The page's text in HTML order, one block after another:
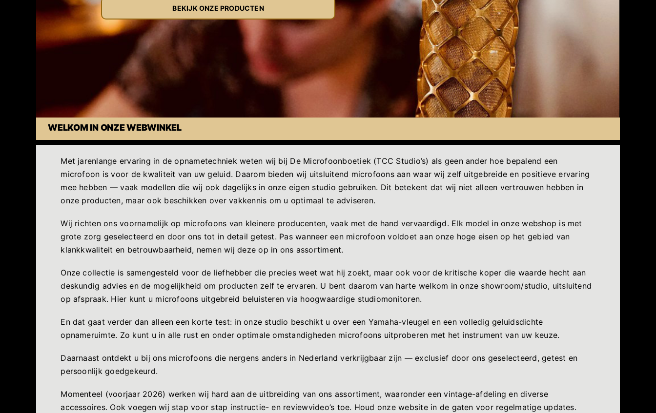
BEKIJK ONZE PRODUCTEN
WELKOM IN ONZE WEBWINKEL
Met jarenlange ervaring in de opnametechniek weten wij bij De Microfoonboetiek (TCC Studio’s) als geen ander hoe bepalend een
microfoon is voor de kwaliteit van uw geluid. Daarom bieden wij uitsluitend microfoons aan waar wij zelf uitgebreide en positieve ervaring
mee hebben — vaak modellen die wij ook dagelijks in onze eigen studio gebruiken. Dit betekent dat wij niet alleen vertrouwen hebben in
onze producten, maar ook beschikken over vakkennis om u optimaal te adviseren.
Wij richten ons voornamelijk op microfoons van kleinere producenten, vaak met de hand vervaardigd. Elk model in onze webshop is met
grote zorg geselecteerd en door ons tot in detail getest. Pas wanneer een microfoon voldoet aan onze hoge eisen op het gebied van
klankkwaliteit en betrouwbaarheid, nemen wij deze op in ons assortiment.
Onze collectie is samengesteld voor de liefhebber die precies weet wat hij zoekt, maar ook voor de kritische koper die waarde hecht aan
deskundig advies en de mogelijkheid om producten zelf te ervaren. U bent daarom van harte welkom in onze showroom/studio, uitsluitend
op afspraak. Hier kunt u microfoons uitgebreid beluisteren via hoogwaardige studiomonitoren.
En dat gaat verder dan alleen een korte test: in onze studio beschikt u over een Yamaha-vleugel en een volledig geluidsdichte
opnameruimte. Zo kunt u in alle rust en onder optimale omstandigheden microfoons uitproberen met het instrument van uw keuze.
Daarnaast ontdekt u bij ons microfoons die nergens anders in Nederland verkrijgbaar zijn — exclusief door ons geselecteerd, getest en
persoonlijk goedgekeurd.
Momenteel (voorjaar 2026) werken wij hard aan de uitbreiding van ons assortiment, waaronder een vintage-afdeling en diverse
accessoires. Ook voegen wij stap voor stap instructie- en reviewvideo’s toe. Houd onze website in de gaten voor regelmatige updates.